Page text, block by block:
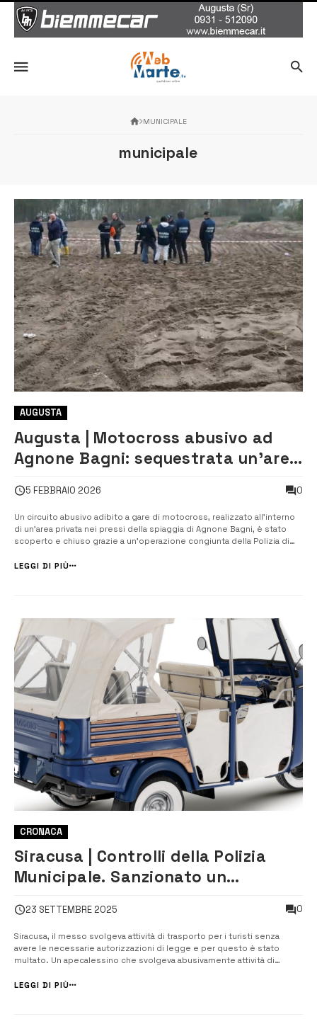
MUNICIPALE
municipale
AUGUSTA
Augusta | Motocross abusivo ad
Agnone Bagni: sequestrata un’area
5 FEBBRAIO 2026 0
Un circuito abusivo adibito a gare di motocross, realizzato all’interno
di un’area privata nei pressi della spiaggia di Agnone Bagni, è stato
scoperto e chiuso grazie a un’operazione congiunta della Polizia di
L’intervento ha portato al sequestro di un terreno di circa 56...
LEGGI DI PIÙ
CRONACA
Siracusa | Controlli della Polizia
Municipale. Sanzionato un
23 SETTEMBRE 2025 0
Siracusa, il messo svolgeva attività di trasporto per i turisti senza
avere le necessarie autorizzazioni di legge e per questo è stato
multato. Un apecalessino che svolgeva abusivamente attività di
squadra di Pronto Intervento della Polizia municipale di Siracusa
LEGGI DI PIÙ